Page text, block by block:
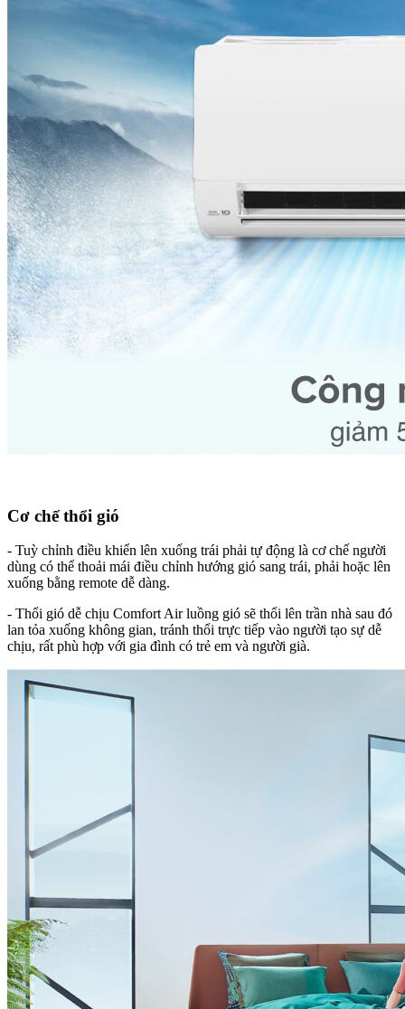
Cơ chế thổi gió
- Tuỳ chỉnh điều khiển lên xuống trái phải tự động là cơ chế người
dùng có thể thoải mái điều chỉnh hướng gió sang trái, phải hoặc lên
xuống bằng remote dễ dàng.
- Thổi gió dễ chịu Comfort Air luồng gió sẽ thổi lên trần nhà sau đó
lan tỏa xuống không gian, tránh thổi trực tiếp vào người tạo sự dễ
chịu, rất phù hợp với gia đình có trẻ em và người già.